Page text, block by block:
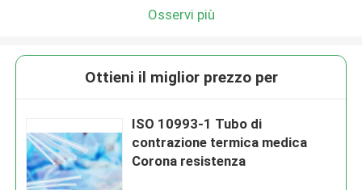
Osservi più
Ottieni il miglior prezzo per
ISO 10993-1 Tubo di
contrazione termica medica
Corona resistenza